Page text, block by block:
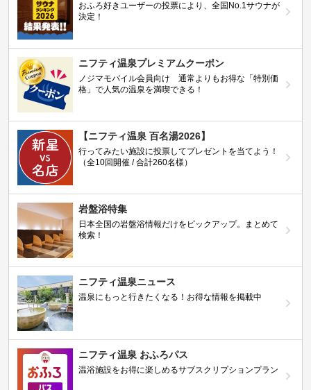
おふろ好きユーザーの投票により、全国No.1サウナが
決定！
ニフティ温泉プレミアムクーポン
ノジマモバイル会員向け 通常よりもお得な「特別価
格」で人気の温泉を満喫できる！
【ニフティ温泉 百名湯2026】
行ってみたい施設に投票してプレゼントを当てよう！
（全10回開催 / 合計260名様）
岩盤浴特集
日本全国の岩盤浴情報だけをピックアップ。まとめて
検索！
ニフティ温泉ニュース
温泉にもっと行きたくなる！お得な情報を掲載中
ニフティ温泉 おふろパス
温浴施設をお得に楽しめるサブスクリプションプラン